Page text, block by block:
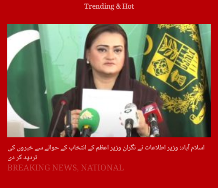
Trending & Hot
اسلام آباد: وزیر اطلاعات نے نگران وزیر اعظم کے انتخاب کے حوالے سے خبروں کی
تردید کر دی
BREAKING NEWS, NATIONAL